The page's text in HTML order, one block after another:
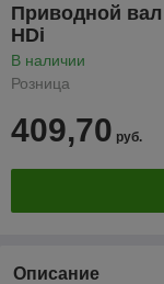
Приводной вал
HDi
В наличии
Розница
409,70 руб.
Описание